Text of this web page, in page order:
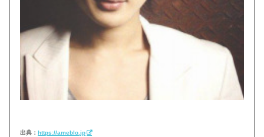
出典： https://ameblo.jp